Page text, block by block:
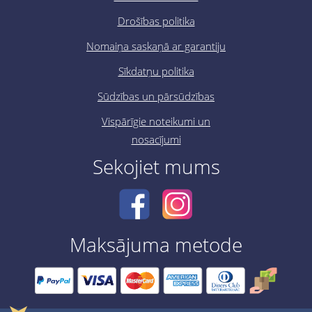
Drošības politika
Nomaiņa saskaņā ar garantiju
Sīkdatņu politika
Sūdzības un pārsūdzības
Vispārīgie noteikumi un
nosacījumi
Sekojiet mums
Maksājuma metode